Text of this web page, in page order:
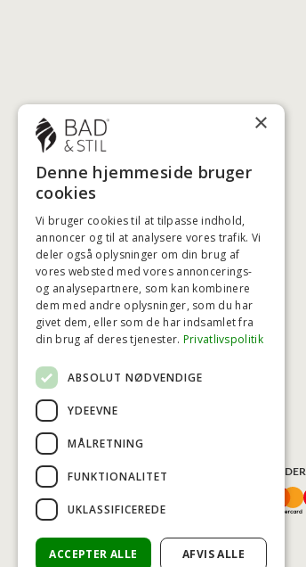
NYTTIGE LINKS
HANDELSBETINGELSER
LEVERING OG RETURET
FORTRYDELSESRET
KLAGER
FRAGT
INDSTILLINGER FOR COOKIES
BETALINGSMULIGHEDER
×
Denne hjemmeside bruger
cookies
Vi bruger cookies til at tilpasse indhold,
annoncer og til at analysere vores trafik. Vi
deler også oplysninger om din brug af
vores websted med vores annoncerings-
og analysepartnere, som kan kombinere
dem med andre oplysninger, som du har
givet dem, eller som de har indsamlet fra
din brug af deres tjenester. Privatlivspolitik
ABSOLUT NØDVENDIGE
YDEEVNE
MÅLRETNING
FUNKTIONALITET
UKLASSIFICEREDE
ACCEPTER ALLE AFVIS ALLE